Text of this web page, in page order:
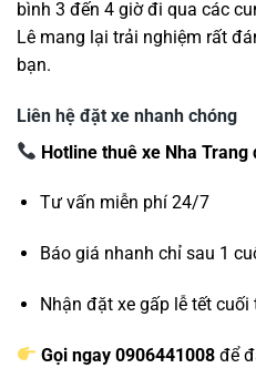
bình 3 đến 4 giờ đi qua các
Lê mang lại trải nghiệm rất
bạn.
Liên hệ đặt xe nhanh chóng
Hotline thuê xe Nha
Tư vấn miễn phí 24/7
Báo giá nhanh chỉ sau 1
Nhận đặt xe gấp lễ tết cuối
Gọi ngay 0906441008 để